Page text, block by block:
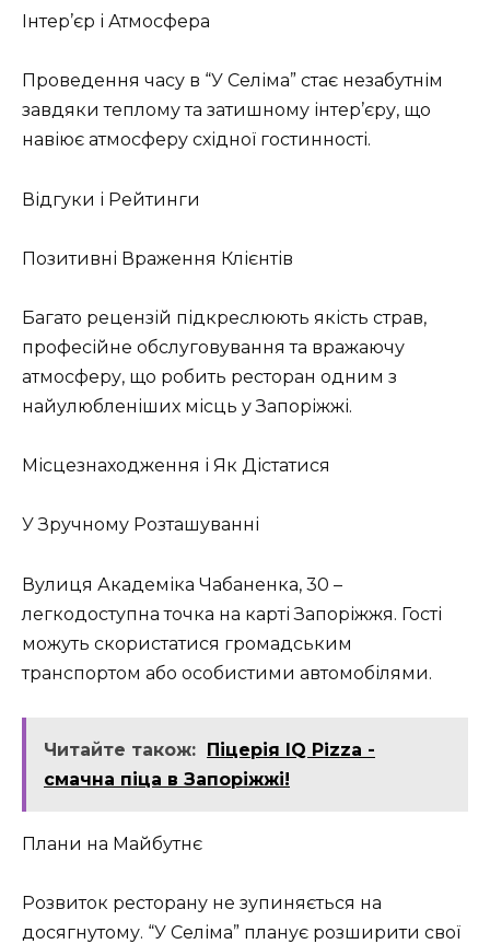
Інтер’єр і Атмосфера
Проведення часу в “У Селіма” стає незабутнім
завдяки теплому та затишному інтер’єру, що
навіює атмосферу східної гостинності.
Відгуки і Рейтинги
Позитивні Враження Клієнтів
Багато рецензій підкреслюють якість страв,
професійне обслуговування та вражаючу
атмосферу, що робить ресторан одним з
найулюбленіших місць у Запоріжжі.
Місцезнаходження і Як Дістатися
У Зручному Розташуванні
Вулиця Академіка Чабаненка, 30 –
легкодоступна точка на карті Запоріжжя. Гості
можуть скористатися громадським
транспортом або особистими автомобілями.
Читайте також: Піцерія IQ Pizza -
смачна піца в Запоріжжі!
Плани на Майбутнє
Розвиток ресторану не зупиняється на
досягнутому. “У Селіма” планує розширити свої